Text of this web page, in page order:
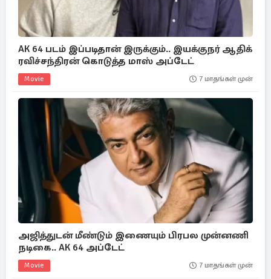
AK 64 படம் இப்படிதான் இருக்கும்.. இயக்குநர் ஆதிக்
ரவிச்சந்திரன் கொடுத்த மாஸ் அப்டேட்
Movie 7 மாதங்கள் முன்
அஜித்துடன் மீண்டும் இணையும் பிரபல முன்னணி
நடிகை.. AK 64 அப்டேட்
Movie 7 மாதங்கள் முன்